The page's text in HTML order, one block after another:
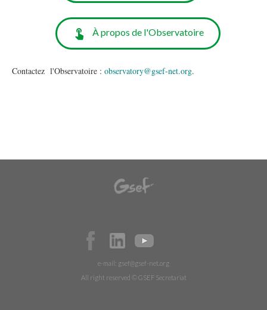
À propos de l'Observatoire
Contactez l'Observatoire : observatory@gsef-net.org.
e-mail: gsef@gsef-net.org
All right reserved © GSEF Secretariat